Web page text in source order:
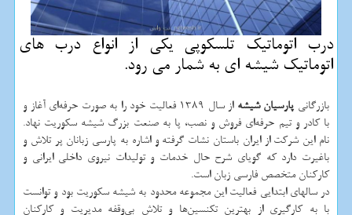
درب اتوماتیك تلسكوپی یكی از انواع درب های
اتوماتیك شیشه ای به شمار می رود.
بازرگانی پارسیان شیشه
از سال 1389 فعالیت خود را به صورت حرفه‌ای آغاز و
با کادر و تیم حرفه‌ای فروش و نصب، پا به صنعت بزرگ شیشه سکوریت نهاد.
نام این شرکت از ایران باستان نشات گرفته و اشاره به پارسی زبانان پر تلاش و
باغیرت دارد که گویای شرح حال خدمات و تولیدات نیروی داخلی ایرانی و
کارکنان متخصص فارسی زبان است.
در سالهای ابتدایی فعالیت این مجموعه محدود به شیشه سکوریت بود و توانست
با به کارگیری از بهترین تکنسین‌ها و تلاش بی‌وقفه مدیریت و کارکنان